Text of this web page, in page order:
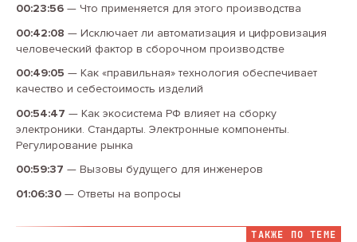
00:23:56 — Что применяется для этого производства
00:42:08 — Исключает ли автоматизация и цифровизация
человеческий фактор в сборочном производстве
00:49:05 — Как «правильная» технология обеспечивает
качество и себестоимость изделий
00:54:47 — Как экосистема РФ влияет на сборку
электроники. Стандарты. Электронные компоненты.
Регулирование рынка
00:59:37 — Вызовы будущего для инженеров
01:06:30 — Ответы на вопросы
ТАКЖЕ ПО ТЕМЕ